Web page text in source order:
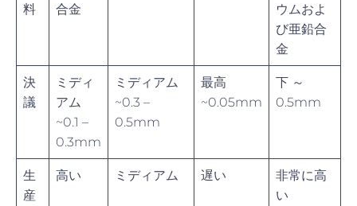
料
合金
ウムおよ
び亜鉛合
金
決
議
ミディ
アム
~0.1 –
0.3mm
ミディアム
~0.3 –
0.5mm
最高
~0.05mm
下 ～
0.5mm
生
産
高い ミディアム 遅い
非常に高
い